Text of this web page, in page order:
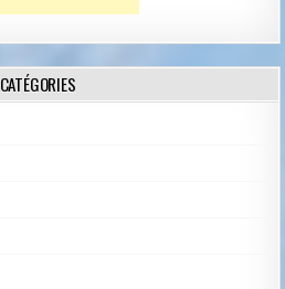
CATÉGORIES